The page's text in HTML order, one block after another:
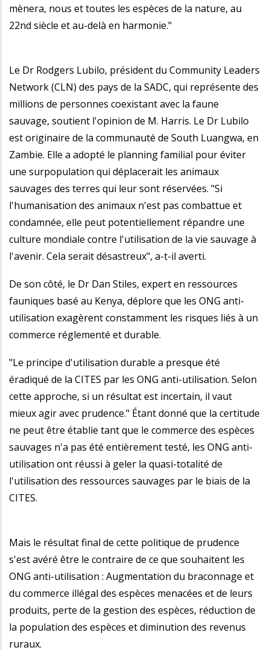
mènera, nous et toutes les espèces de la nature, au
22nd siècle et au-delà en harmonie."
Le Dr Rodgers Lubilo, président du Community Leaders
Network (CLN) des pays de la SADC, qui représente des
millions de personnes coexistant avec la faune
sauvage, soutient l'opinion de M. Harris. Le Dr Lubilo
est originaire de la communauté de South Luangwa, en
Zambie. Elle a adopté le planning familial pour éviter
une surpopulation qui déplacerait les animaux
sauvages des terres qui leur sont réservées. "Si
l'humanisation des animaux n'est pas combattue et
condamnée, elle peut potentiellement répandre une
culture mondiale contre l'utilisation de la vie sauvage à
l'avenir. Cela serait désastreux", a-t-il averti.
De son côté, le Dr Dan Stiles, expert en ressources
fauniques basé au Kenya, déplore que les ONG anti-
utilisation exagèrent constamment les risques liés à un
commerce réglementé et durable.
"Le principe d'utilisation durable a presque été
éradiqué de la CITES par les ONG anti-utilisation. Selon
cette approche, si un résultat est incertain, il vaut
mieux agir avec prudence." Étant donné que la certitude
ne peut être établie tant que le commerce des espèces
sauvages n'a pas été entièrement testé, les ONG anti-
utilisation ont réussi à geler la quasi-totalité de
l'utilisation des ressources sauvages par le biais de la
CITES.
Mais le résultat final de cette politique de prudence
s'est avéré être le contraire de ce que souhaitent les
ONG anti-utilisation : Augmentation du braconnage et
du commerce illégal des espèces menacées et de leurs
produits, perte de la gestion des espèces, réduction de
la population des espèces et diminution des revenus
ruraux.